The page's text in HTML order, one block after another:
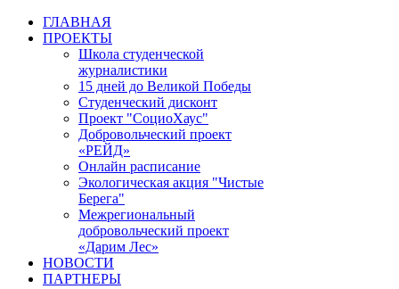
ГЛАВНАЯ
ПРОЕКТЫ
Школа студенческой
журналистики
15 дней до Великой Победы
Студенческий дисконт
Проект "СоциоХаус"
Добровольческий проект
«РЕЙД»
Онлайн расписание
Экологическая акция "Чистые
Берега"
Межрегиональный
добровольческий проект
«Дарим Лес»
НОВОСТИ
ПАРТНЕРЫ